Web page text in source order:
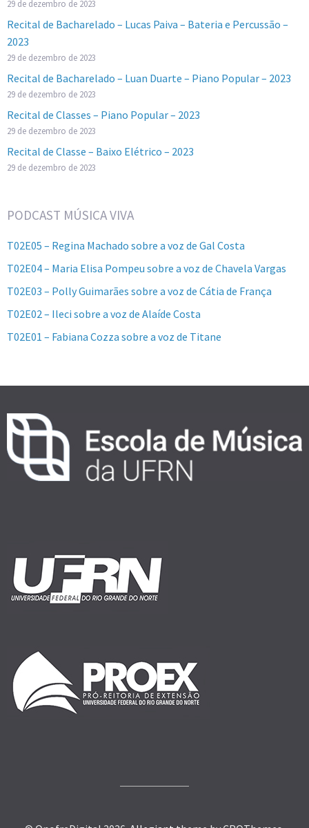
29 de dezembro de 2023
Recital de Bacharelado – Lucas Paiva – Bateria e Percussão –
2023
29 de dezembro de 2023
Recital de Bacharelado – Luan Duarte – Piano Popular – 2023
29 de dezembro de 2023
Recital de Classes – Piano Popular – 2023
29 de dezembro de 2023
Recital de Classe – Baixo Elétrico – 2023
29 de dezembro de 2023
PODCAST MÚSICA VIVA
T02E05 – Regina Machado sobre a voz de Gal Costa
T02E04 – Maria Elisa Pompeu sobre a voz de Chavela Vargas
T02E03 – Polly Guimarães sobre a voz de Cátia de França
T02E02 – Ileci sobre a voz de Alaíde Costa
T02E01 – Fabiana Cozza sobre a voz de Titane